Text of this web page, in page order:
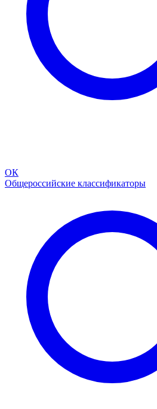
ОК
Общероссийские классификаторы